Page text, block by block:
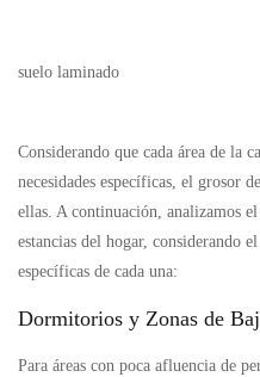
suelo laminado
Considerando que cada área de la
necesidades específicas, el grosor
ellas. A continuación, analizamos
estancias del hogar, considerando
específicas de cada una:
Dormitorios y Zonas de
Para áreas con poca afluencia de